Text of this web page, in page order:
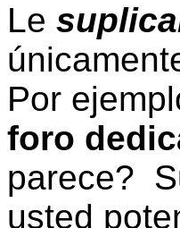
Le
Por
foro
parece?
usted